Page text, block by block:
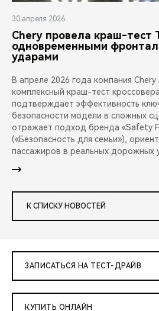
30 апреля 2026
Chery провела краш-тест
одновременными
ударами
В апреле 2026 года компания
комплексный краш-тест
подтверждает эффективность
безопасности модели в сложных
отражает подход бренда «Safety
(«Безопасность для семьи»),
пассажиров в реальных дорожных
К СПИСКУ НОВОСТЕЙ
ЗАПИСАТЬСЯ НА ТЕСТ-ДРАЙВ
КУПИТЬ ОНЛАЙН